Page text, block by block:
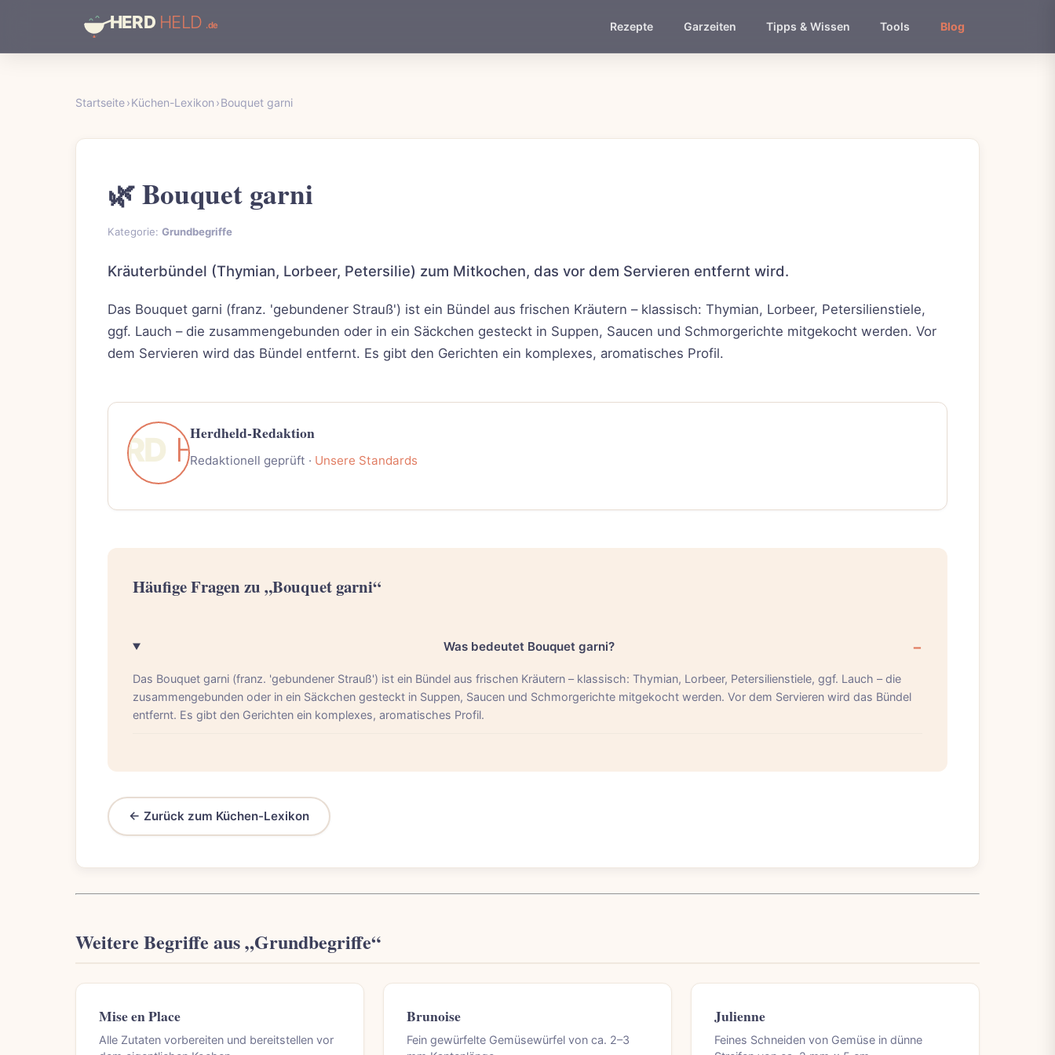
Rezepte Garzeiten Tipps & Wissen Tools Blog
Startseite›Küchen-Lexikon ›Bouquet garni
🌿 Bouquet garni
Kategorie: Grundbegriffe
Kräuterbündel (Thymian, Lorbeer, Petersilie) zum Mitkochen, das vor dem Servieren entfernt wird.
Das Bouquet garni (franz. 'gebundener Strauß') ist ein Bündel aus frischen Kräutern – klassisch: Thymian, Lorbeer, Petersilienstiele,
ggf. Lauch – die zusammengebunden oder in ein Säckchen gesteckt in Suppen, Saucen und Schmorgerichte mitgekocht werden. Vor
dem Servieren wird das Bündel entfernt. Es gibt den Gerichten ein komplexes, aromatisches Profil.
Herdheld-Redaktion
Redaktionell geprüft · Unsere Standards
Häufige Fragen zu „Bouquet garni“
Was bedeutet Bouquet garni?
Das Bouquet garni (franz. 'gebundener Strauß') ist ein Bündel aus frischen Kräutern – klassisch: Thymian, Lorbeer, Petersilienstiele, ggf. Lauch – die
zusammengebunden oder in ein Säckchen gesteckt in Suppen, Saucen und Schmorgerichte mitgekocht werden. Vor dem Servieren wird das Bündel
entfernt. Es gibt den Gerichten ein komplexes, aromatisches Profil.
← Zurück zum Küchen-Lexikon
Weitere Begriffe aus „Grundbegriffe“
Mise en Place
Alle Zutaten vorbereiten und bereitstellen vor
Brunoise
Fein gewürfelte Gemüsewürfel von ca. 2–3
Julienne
Feines Schneiden von Gemüse in dünne